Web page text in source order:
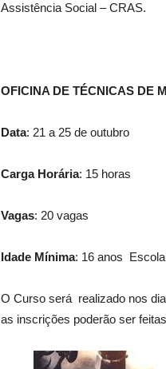
Assistência Social – CRAS.
OFICINA DE TÉCNICAS DE
Data: 21 a 25 de outubro
Carga Horária: 15 horas
Vagas: 20 vagas
Idade Mínima: 16 anos
O Curso será realizado nos
as inscrições poderão ser